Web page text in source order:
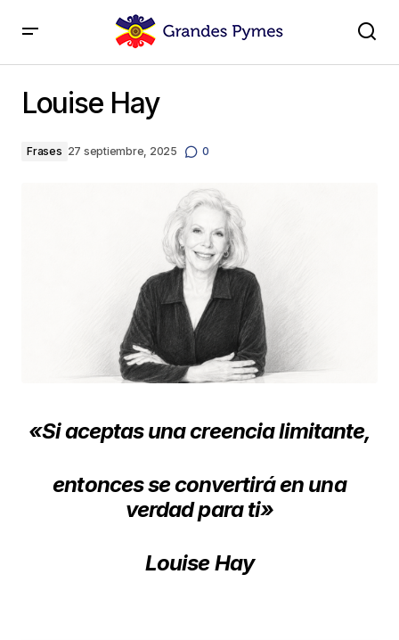
Louise Hay
Frases 27 septiembre, 2025 0
«Si aceptas una creencia limitante,
entonces se convertirá en una
verdad para ti»
Louise Hay